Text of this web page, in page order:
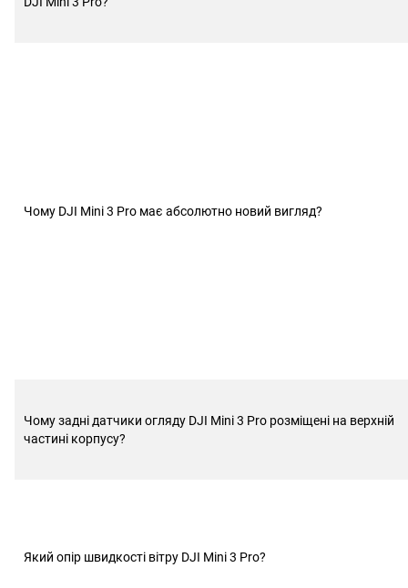
Чому DJI Mini 3 Pro має абсолютно новий вигляд?
Чому задні датчики огляду DJI Mini 3 Pro розміщені на верхній
частині корпусу?
Який опір швидкості вітру DJI Mini 3 Pro?